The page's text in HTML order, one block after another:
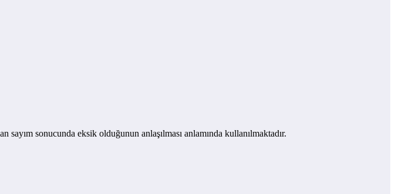
sonucunda eksik olduğunun anlaşılması anlamında kullanılmaktadır.